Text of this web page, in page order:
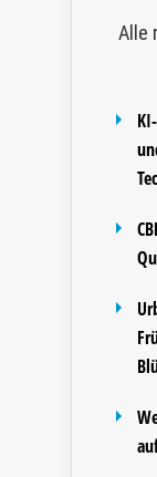
Alle